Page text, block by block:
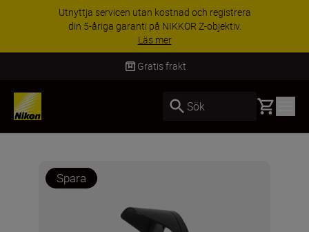
Utnyttja servicen utan kostnad och registrera
din 5-åriga garanti på NIKKOR Z-objektiv.
Läs mer
Gratis frakt
Sök Basket
Spara